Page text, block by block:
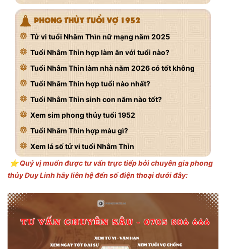
PHONG THỦY TUỔI VỢ 1952
Tử vi tuổi Nhâm Thìn nữ mạng năm 2025
Tuổi Nhâm Thìn hợp làm ăn với tuổi nào?
Tuổi Nhâm Thìn làm nhà năm 2026 có tốt không
Tuổi Nhâm Thìn hợp tuổi nào nhất?
Tuổi Nhâm Thìn sinh con năm nào tốt?
Xem sim phong thủy tuổi 1952
Tuổi Nhâm Thìn hợp màu gì?
Xem lá số tử vi tuổi Nhâm Thìn
⭐️ Quý vị muốn được tư vấn trực tiếp bởi chuyên gia phong
thủy Duy Linh hãy liên hệ đến số điện thoại dưới đây: